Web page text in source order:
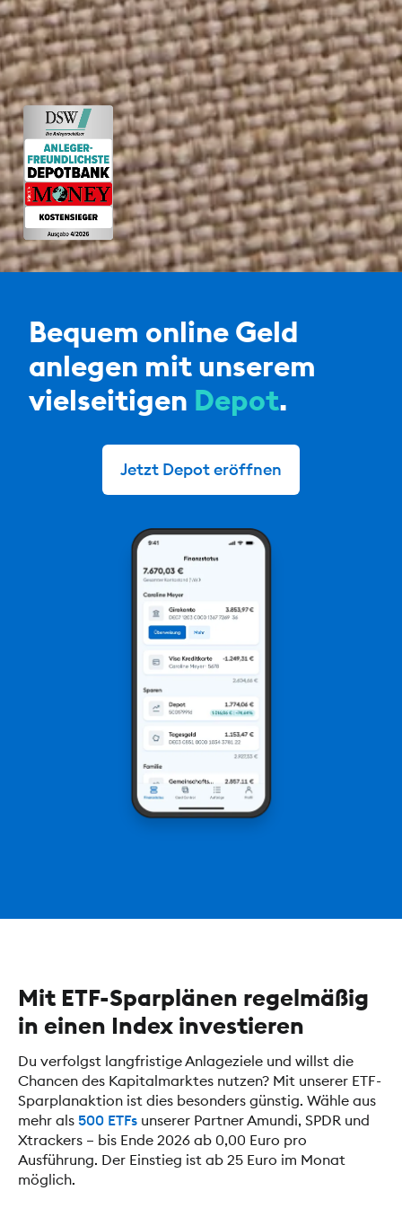
Bequem online Geld
anlegen mit unserem
vielseitigen Depot.
Jetzt Depot eröffnen
Mit ETF-Sparplänen regelmäßig
in einen Index investieren
Du verfolgst langfristige Anlageziele und willst die
Chancen des Kapitalmarktes nutzen? Mit unserer ETF-
Sparplanaktion ist dies besonders günstig. Wähle aus
mehr als 500 ETFs unserer Partner Amundi, SPDR und
Xtrackers – bis Ende 2026 ab 0,00 Euro pro
Ausführung. Der Einstieg ist ab 25 Euro im Monat
möglich.